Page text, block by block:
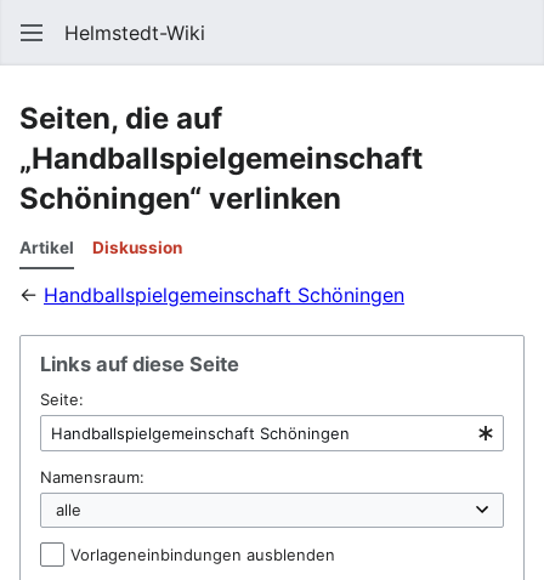
Helmstedt-Wiki
Seiten, die auf
„Handballspielgemeinschaft
Schöningen“ verlinken
Artikel Diskussion
← Handballspielgemeinschaft Schöningen
Links auf diese Seite
Seite:
Namensraum:
Vorlageneinbindungen ausblenden